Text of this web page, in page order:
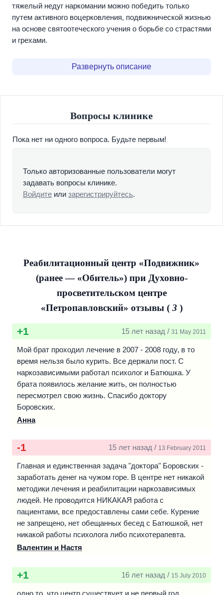
тяжелый недуг наркомании можно победить только
путем активного воцерковления, подвижнической жизнью
на основе святоотеческого учения о борьбе со страстями
и грехами.
В октябре 2000г. при храме был создан Попечительский
предполагалось разместить реабилитационный центр,
ти метрах от храма. Однако здание было передано
стены и крышу. По решению Попечительского совета в
шесть молодых людей поселились в обители, составили
ее общину и стали называться братьями.
Все ребята предварительно ознакомились с Уставом и
режимом жизни в обители. Режим жизни сразу был
персоналом обители, включая руководителя, старосту и
благочинных, с первых дней начали выстраиваться на
основе послушания, - той христианской добродетели,
что постепенно открывает для человека новые,
радостные чувства, связанные с победой над
самолюбием и гордыней. Строгость Устава, как считают
руководители реабилитационного центра, призвана не
подавлять, а воспитывать расслабленную личность
наркомана.
Отличие «Подвижника» от других реабилитационных
центров в том, что он был создан при храме и под
окормлением прихода. Это значит, что ребята на деле
включаются в полноценную церковную жизнь, участвуют
в приходских делах и событиях, оторвавшись от многих
расписан по минутам: утренние и вечерние молитвы,
трудовое послушание, психотерапевтические занятия,
чтение святоотеческой литературы.
Большое внимание уделяется трудовому воспитанию.
Многие реабилитанты, занимаясь ремонтом здания,
освоили строительные специальности. Силами ребят
восстановлены системы отопления, водоснабжения и
канализация в помещении центра, произведен
капитальный ремонт внутренних комнат, построена баня.
свой коптильный цех.
Каждый день в обители проходят занятия по
нравственно-ориентированной психотерапии. Один раз в
Развернуть описание
Вопросы клинике
Пока нет ни одного вопроса. Будьте первым!
Только авторизованные пользователи могут
задавать вопросы клинике.
Войдите или зарегистрируйтесь.
Реабилитационный центр «Подвижник»
(ранее — «Обитель») при Духовно-
просветительском центре
«Петропавловский» отзывы ( 3 )
+1 15 лет назад / 31 May 2011
Мой брат проходил лечение в 2007 - 2008 году, в то
время нельзя было курить. Все держали пост. С
наркозависимыми работал психолог и Батюшка. У
брата появилось желание жить, он полностью
пересмотрел свою жизнь. Спасибо доктору
Боровских.
Анна
-1 15 лет назад / 13 February 2011
Главная и единственная задача "доктора" Боровских -
заработать денег на чужом горе. В центре нет никакой
методики лечения и реабилитации наркозависимых
людей. Не проводится НИКАКАЯ работа с
пациентами, все предоставлены сами себе. Курение
не запрещено, нет обещанных бесед с Батюшкой, нет
никакой работы психолога либо психотерапевта.
Валентин и Настя
+1 16 лет назад / 15 July 2010